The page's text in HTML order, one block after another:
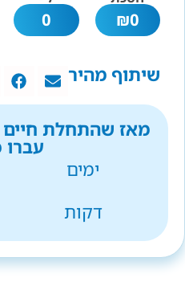
0
₪
0
שיתוף מהיר
מאז שהתחלת חיים
עברו
ימים
דקות